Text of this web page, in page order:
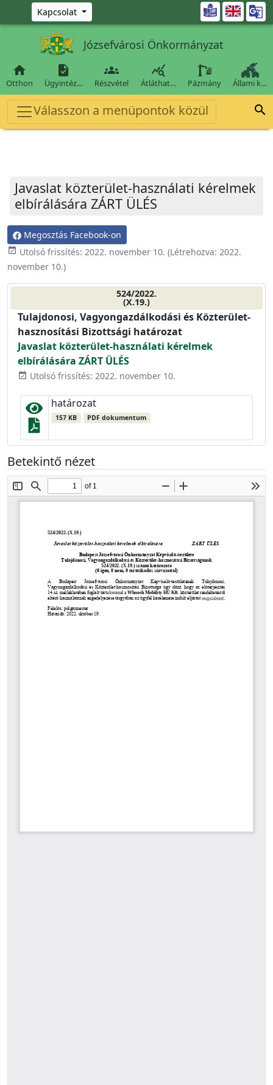
Ugrás a fő tartalomra
Kapcsolat 
Józsefvárosi Önkormányzat

Otthon

Ügyintéz…

Részvétel

Átláthat… Pázmány Állami k…
Válasszon a menüpontok közül 
Javaslat közterület-használati kérelmek
elbírálására ZÁRT ÜLÉS
Megosztás Facebook-on
event_available Utolsó frissítés: 2022. november 10. (Létrehozva: 2022.
november 10.)
524/2022.
(X.19.)
Tulajdonosi, Vagyongazdálkodási és Közterület-
hasznosítási Bizottsági határozat
Javaslat közterület-használati kérelmek
elbírálására ZÁRT ÜLÉS
event_available Utolsó frissítés: 2022. november 10.
határozat
157 KB PDF dokumentum
Betekintő nézet